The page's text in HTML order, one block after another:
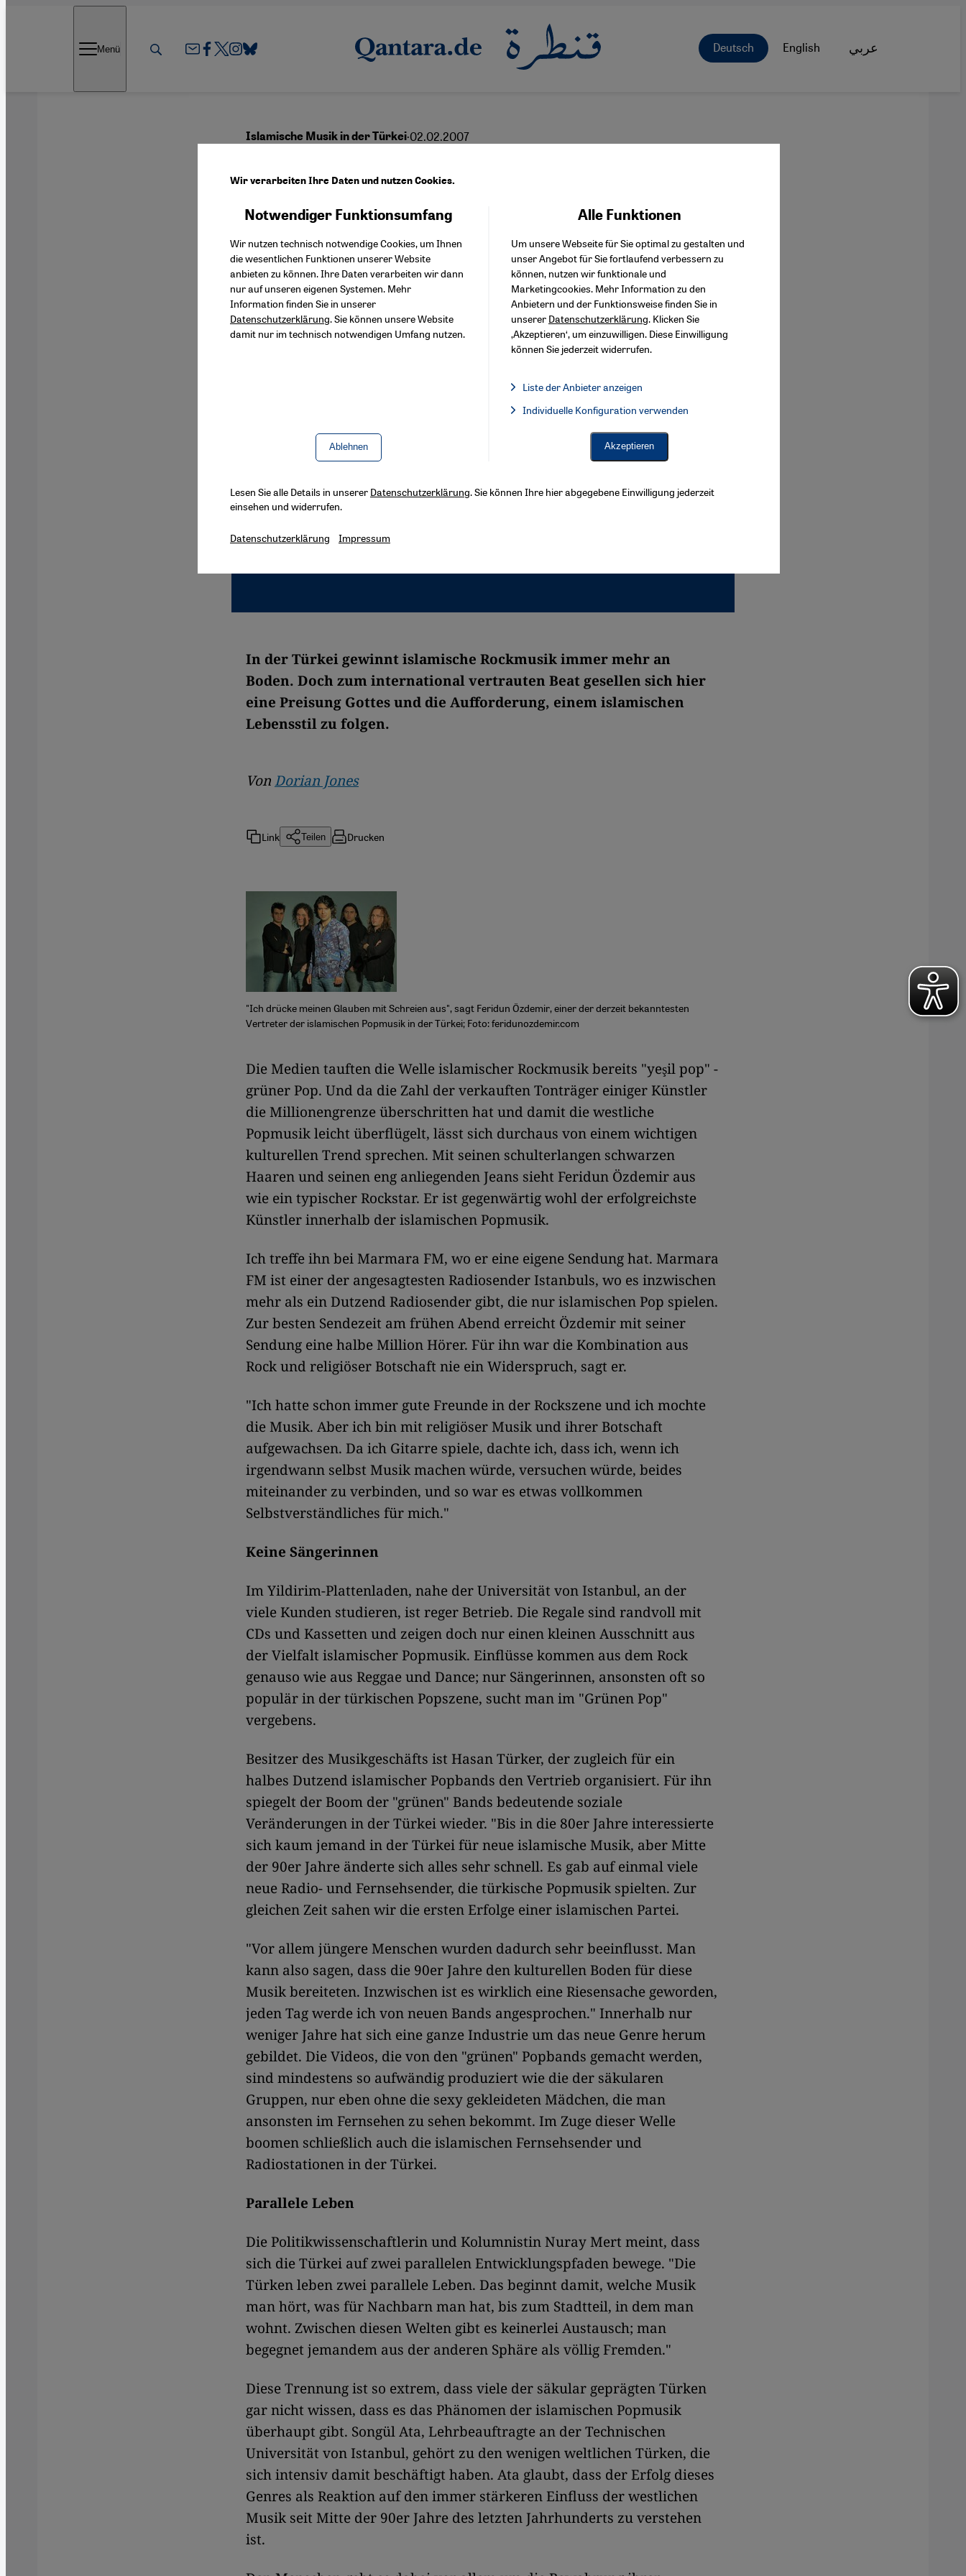
Deutsch English عربي Menü
Islamische Musik in der Türkei·02.02.2007
''Grüner'' Pop mit religiöser
Botschaft
Deutsch
In der Türkei gewinnt islamische Rockmusik immer mehr an
Boden. Doch zum international vertrauten Beat gesellen sich hier
eine Preisung Gottes und die Aufforderung, einem islamischen
Lebensstil zu folgen.
Von Dorian Jones
Link Teilen Drucken
"Ich drücke meinen Glauben mit Schreien aus", sagt Feridun Özdemir, einer der derzeit bekanntesten
Vertreter der islamischen Popmusik in der Türkei; Foto: feridunozdemir.com
​​Die Medien tauften die Welle islamischer Rockmusik bereits "yeşil pop" -
grüner Pop. Und da die Zahl der verkauften Tonträger einiger Künstler
die Millionengrenze überschritten hat und damit die westliche
Popmusik leicht überflügelt, lässt sich durchaus von einem wichtigen
kulturellen Trend sprechen. Mit seinen schulterlangen schwarzen
Haaren und seinen eng anliegenden Jeans sieht Feridun Özdemir aus
wie ein typischer Rockstar. Er ist gegenwärtig wohl der erfolgreichste
Künstler innerhalb der islamischen Popmusik.
Ich treffe ihn bei Marmara FM, wo er eine eigene Sendung hat. Marmara
FM ist einer der angesagtesten Radiosender Istanbuls, wo es inzwischen
mehr als ein Dutzend Radiosender gibt, die nur islamischen Pop spielen.
Zur besten Sendezeit am frühen Abend erreicht Özdemir mit seiner
Sendung eine halbe Million Hörer. Für ihn war die Kombination aus
Rock und religiöser Botschaft nie ein Widerspruch, sagt er.
"Ich hatte schon immer gute Freunde in der Rockszene und ich mochte
die Musik. Aber ich bin mit religiöser Musik und ihrer Botschaft
aufgewachsen. Da ich Gitarre spiele, dachte ich, dass ich, wenn ich
irgendwann selbst Musik machen würde, versuchen würde, beides
miteinander zu verbinden, und so war es etwas vollkommen
Selbstverständliches für mich."
Keine Sängerinnen
Im Yildirim-Plattenladen, nahe der Universität von Istanbul, an der
viele Kunden studieren, ist reger Betrieb. Die Regale sind randvoll mit
CDs und Kassetten und zeigen doch nur einen kleinen Ausschnitt aus
der Vielfalt islamischer Popmusik. Einflüsse kommen aus dem Rock
genauso wie aus Reggae und Dance; nur Sängerinnen, ansonsten oft so
populär in der türkischen Popszene, sucht man im "Grünen Pop"
vergebens.
Besitzer des Musikgeschäfts ist Hasan Türker, der zugleich für ein
halbes Dutzend islamischer Popbands den Vertrieb organisiert. Für ihn
spiegelt der Boom der "grünen" Bands bedeutende soziale
Veränderungen in der Türkei wieder. "Bis in die 80er Jahre interessierte
sich kaum jemand in der Türkei für neue islamische Musik, aber Mitte
der 90er Jahre änderte sich alles sehr schnell. Es gab auf einmal viele
neue Radio- und Fernsehsender, die türkische Popmusik spielten. Zur
gleichen Zeit sahen wir die ersten Erfolge einer islamischen Partei.
"Vor allem jüngere Menschen wurden dadurch sehr beeinflusst. Man
kann also sagen, dass die 90er Jahre den kulturellen Boden für diese
Musik bereiteten. Inzwischen ist es wirklich eine Riesensache geworden,
jeden Tag werde ich von neuen Bands angesprochen." Innerhalb nur
weniger Jahre hat sich eine ganze Industrie um das neue Genre herum
gebildet. Die Videos, die von den "grünen" Popbands gemacht werden,
sind mindestens so aufwändig produziert wie die der säkularen
Gruppen, nur eben ohne die sexy gekleideten Mädchen, die man
ansonsten im Fernsehen zu sehen bekommt. Im Zuge dieser Welle
boomen schließlich auch die islamischen Fernsehsender und
Radiostationen in der Türkei.
Parallele Leben
Die Politikwissenschaftlerin und Kolumnistin Nuray Mert meint, dass
sich die Türkei auf zwei parallelen Entwicklungspfaden bewege. ​​"Die
Türken leben zwei parallele Leben. Das beginnt damit, welche Musik
man hört, was für Nachbarn man hat, bis zum Stadtteil, in dem man
wohnt. Zwischen diesen Welten gibt es keinerlei Austausch; man
begegnet jemandem aus der anderen Sphäre als völlig Fremden."
Diese Trennung ist so extrem, dass viele der säkular geprägten Türken
gar nicht wissen, dass es das Phänomen der islamischen Popmusik
überhaupt gibt. Songül Ata, Lehrbeauftragte an der Technischen
Universität von Istanbul, gehört zu den wenigen weltlichen Türken, die
sich intensiv damit beschäftigt haben. Ata glaubt, dass der Erfolg dieses
Genres als Reaktion auf den immer stärkeren Einfluss der westlichen
Musik seit Mitte der 90er Jahre des letzten Jahrhunderts zu verstehen
ist.
Wir verarbeiten Ihre Daten und nutzen Cookies.
Notwendiger Funktionsumfang
Wir nutzen technisch notwendige Cookies, um Ihnen
die wesentlichen Funktionen unserer Website
anbieten zu können. Ihre Daten verarbeiten wir dann
nur auf unseren eigenen Systemen. Mehr
Information finden Sie in unserer
Datenschutzerklärung. Sie können unsere Website
damit nur im technisch notwendigen Umfang nutzen.
Ablehnen
Alle Funktionen
Um unsere Webseite für Sie optimal zu gestalten und
unser Angebot für Sie fortlaufend verbessern zu
können, nutzen wir funktionale und
Marketingcookies. Mehr Information zu den
Anbietern und der Funktionsweise finden Sie in
unserer Datenschutzerklärung. Klicken Sie
‚Akzeptieren‘, um einzuwilligen. Diese Einwilligung
können Sie jederzeit widerrufen.
Liste der Anbieter anzeigen
Facebook Embed / Facebook Connect, Google Maps Embed, Google Tag Manager, Instagram Embed,
Facebook Embed / Facebook Connect
Twitter Embed
Instagram Embed
Youtube Embed
Google Maps Embed
Individuelle Konfiguration verwenden
Akzeptieren
Lesen Sie alle Details in unserer Datenschutzerklärung. Sie können Ihre hier abgegebene Einwilligung jederzeit
einsehen und widerrufen.
Datenschutzerklärung Impressum